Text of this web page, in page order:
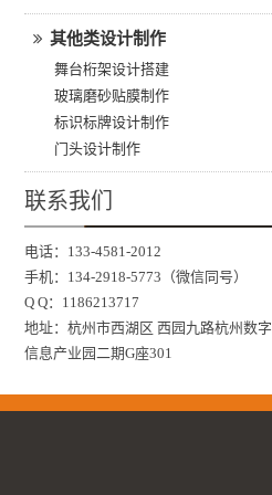
其他类设计制作
舞台桁架设计搭建
玻璃磨砂贴膜制作
标识标牌设计制作
门头设计制作
联系我们
电话：133-4581-2012
手机：134-2918-5773（微信同号）
Q Q：1186213717
地址：杭州市西湖区 西园九路杭州数字
信息产业园二期G座301